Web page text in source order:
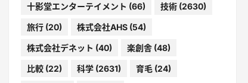
十影堂エンターテイメント (66) 技術(2630)
旅行(20) 株式会社AHS(54)
株式会社デネット (40) 楽創舎(48)
比較(22) 科学(2631) 育毛(24)